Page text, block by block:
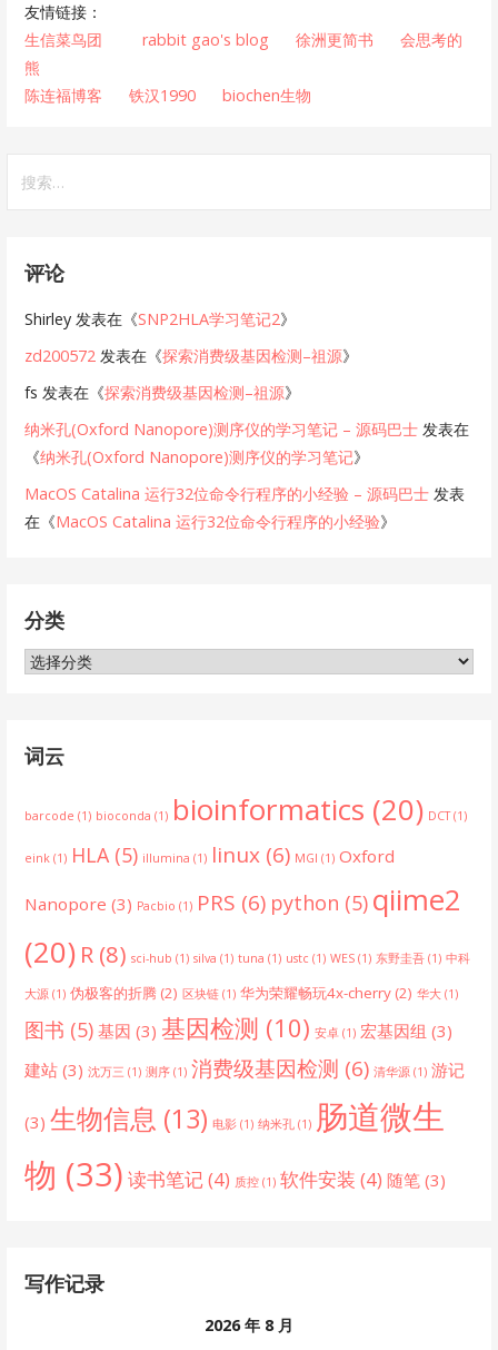
友情链接：
生信菜鸟团
rabbit gao's blog 徐洲更简书
会思考的
熊
陈连福博客
铁汉1990 biochen生物
索：
评论
Shirley 发表在《SNP2HLA学习笔记2》
zd200572 发表在《探索消费级基因检测–祖源》
fs 发表在《探索消费级基因检测–祖源》
纳米孔(Oxford Nanopore)测序仪的学习笔记 – 源码巴士 发表在
《纳米孔(Oxford Nanopore)测序仪的学习笔记》
MacOS Catalina 运行32位命令行程序的小经验 – 源码巴士 发表
在《MacOS Catalina 运行32位命令行程序的小经验》
分类
分
词云
barcode (1) bioconda (1) bioinformatics (20) DCT(1)
eink (1) HLA (5) illumina (1) linux (6) MGI (1) Oxford
Nanopore (3) Pacbio (1) PRS (6) python (5) qiime2
(20) R (8) sci-hub (1) silva (1) tuna (1) ustc (1) WES (1) 东野圭吾 (1) 中科
大源 (1) 伪极客的折腾 (2) 区块链 (1) 华为荣耀畅玩4x-cherry (2) 华大 (1)
图书 (5) 基因 (3) 基因检测 (10) 安卓 (1) 宏基因组 (3)
建站 (3) 沈万三 (1) 测序 (1) 消费级基因检测 (6) 清华源 (1) 游记
(3) 生物信息 (13) 电影 (1) 纳米孔 (1) 肠道微生
物 (33) 读书笔记(4) 质控 (1) 软件安装 (4) 随笔 (3)
写作记录
2026 年 8 月